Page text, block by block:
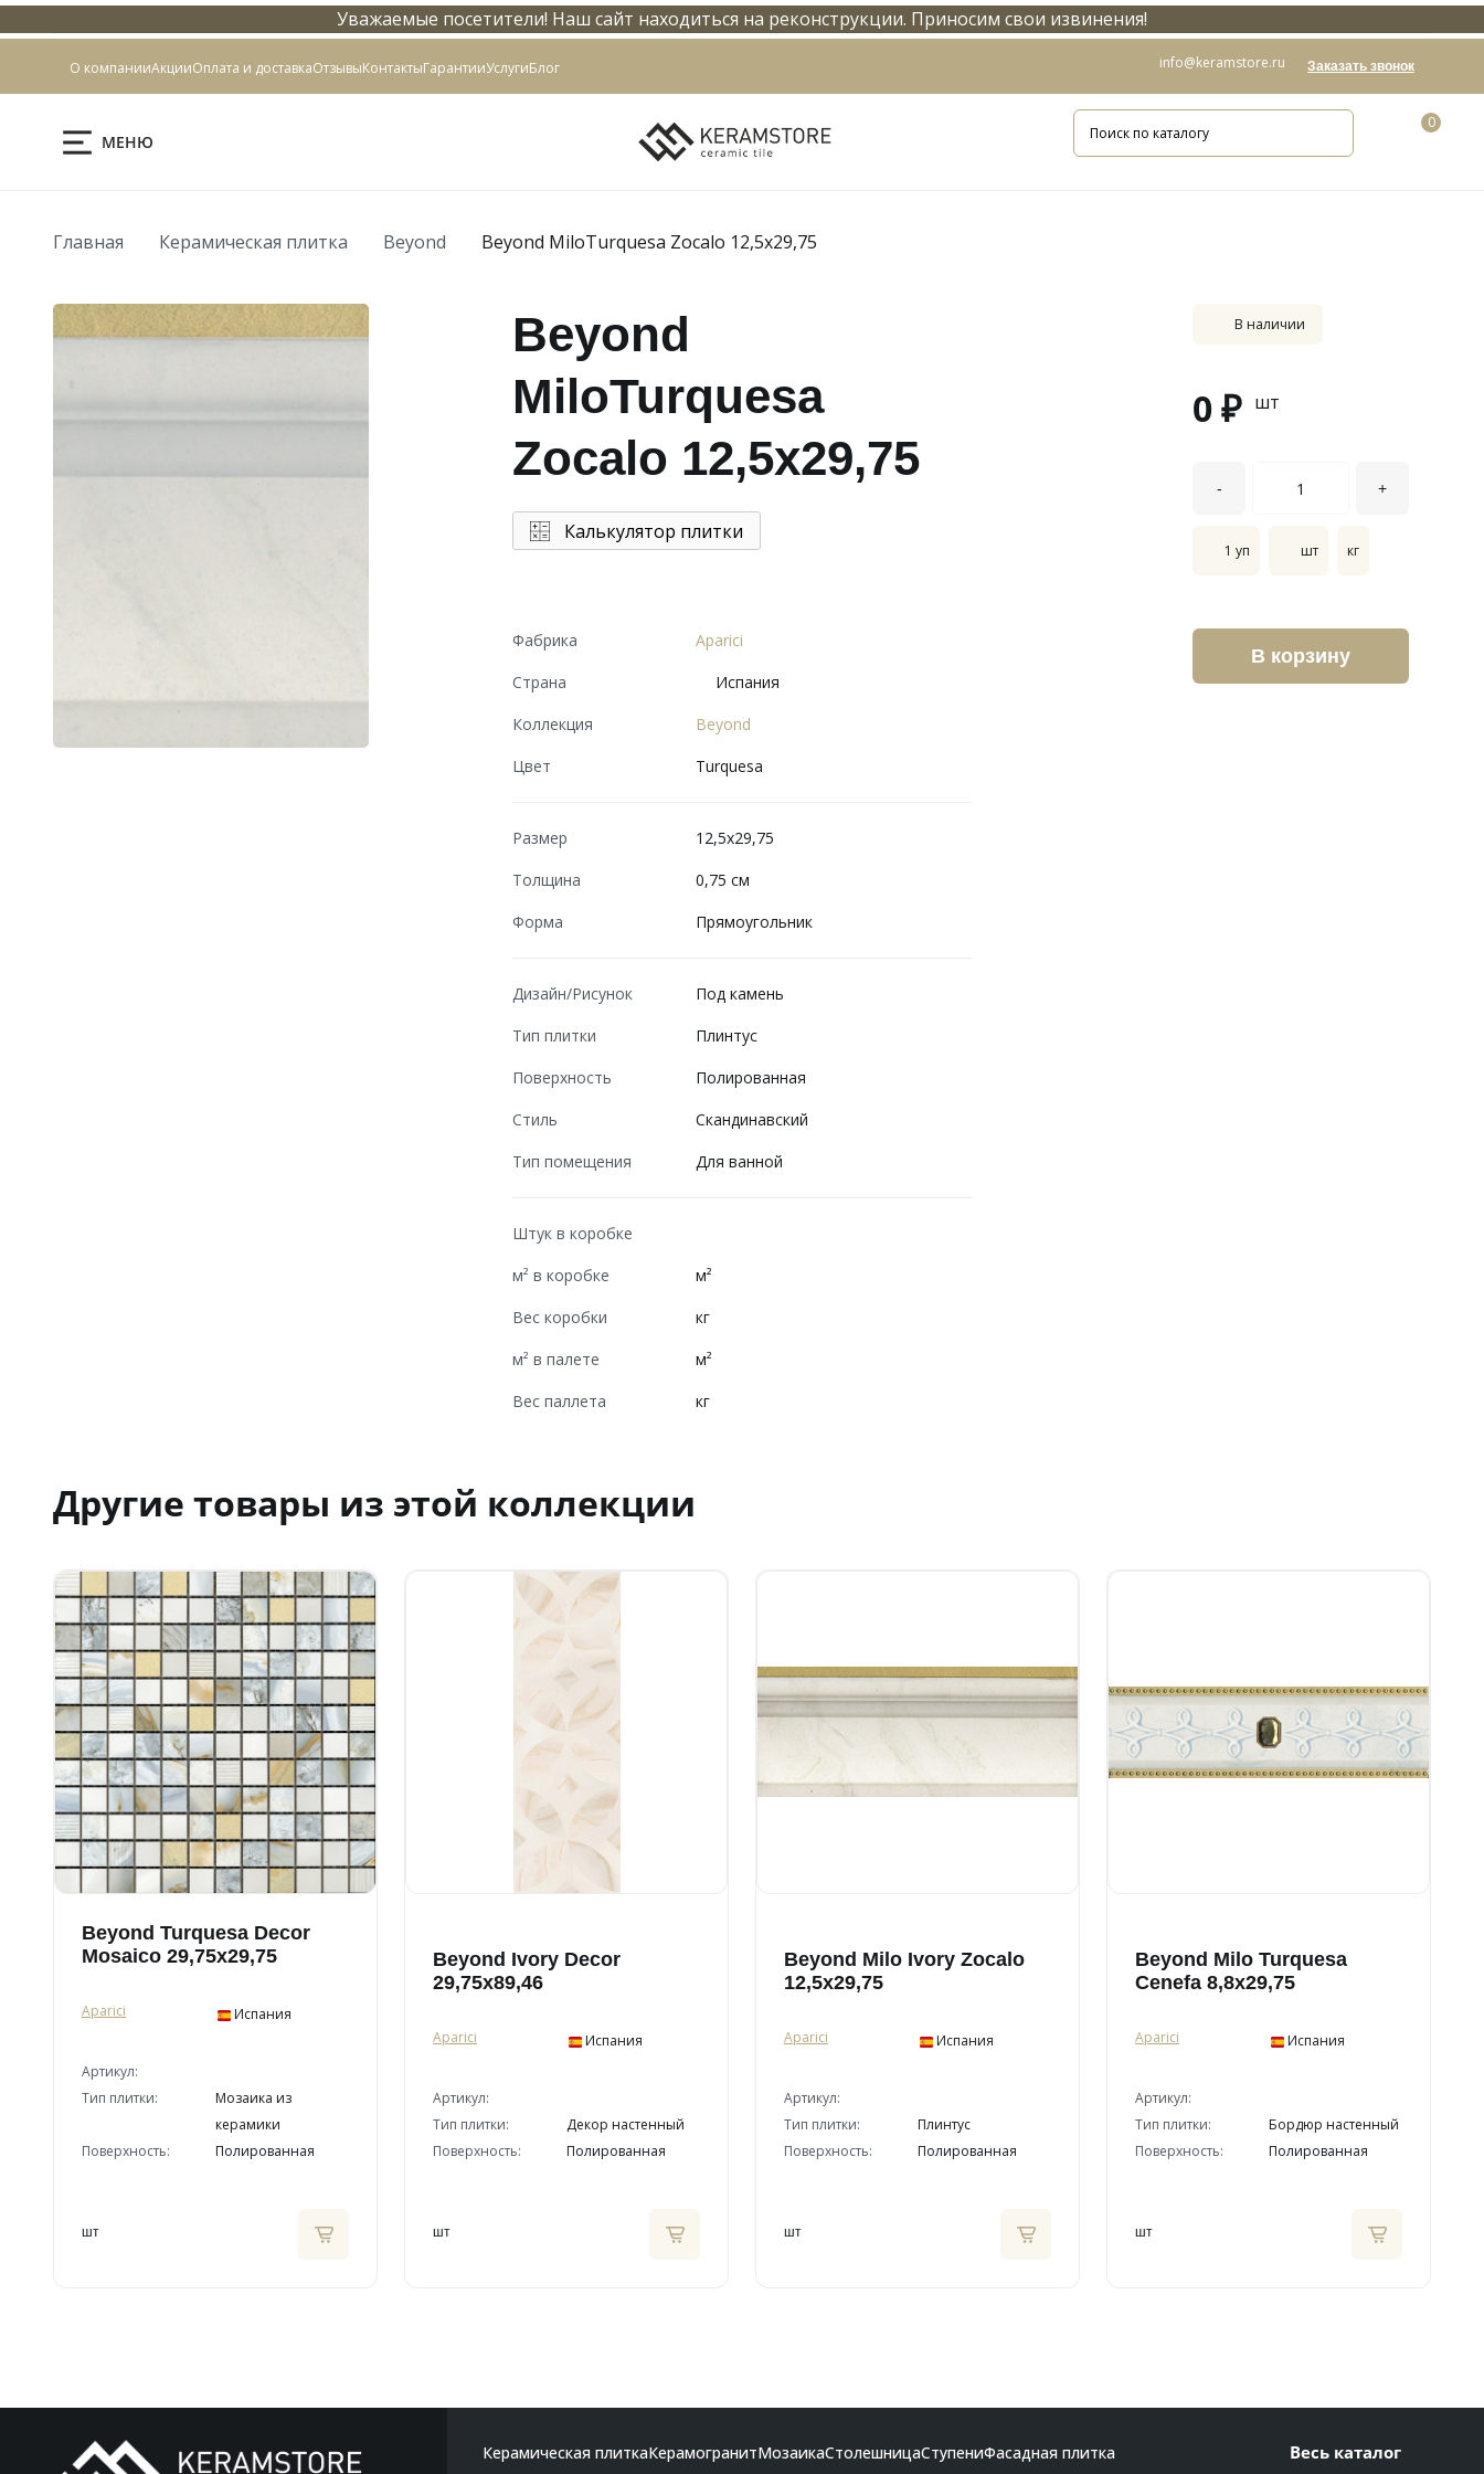
Контакты info@keramstore.ru
Уважаемые посетители! Наш сайт находиться на реконструкции. Приносим свои извинения!
О компанииАкцииОплата и доставкаОтзывыКонтактыГарантииУслугиБлог info@keramstore.ru Заказать звонок
МЕНЮ
0
Главная Керамическая плитка Beyond Beyond MiloTurquesa Zocalo 12,5x29,75
Beyond
MiloTurquesa
Zocalo 12,5x29,75
Калькулятор плитки
Фабрика
Aparici
Страна
Испания
Коллекция
Beyond
Цвет
Turquesa
Размер
12,5x29,75
Толщина
0,75 см
Форма
Прямоугольник
Дизайн/Рисунок
Под камень
Тип плитки
Плинтус
Поверхность
Полированная
Стиль
Скандинавский
Тип помещения
Для ванной
Штук в коробке
м² в коробке
м²
Вес коробки
кг
м² в палете
м²
Вес паллета
кг
В наличии
0 ₽ шт
- +
1 уп шт кг
В корзину
Другие товары из этой коллекции
Beyond Turquesa Decor
Mosaico 29,75x29,75
Aparici Испания
Артикул:
Тип плитки:
Мозаика из
керамики
Поверхность:
Полированная
шт
Beyond Ivory Decor
29,75x89,46
Aparici Испания
Артикул:
Тип плитки:
Декор настенный
Поверхность:
Полированная
шт
Beyond Milo Ivory Zocalo
12,5x29,75
Aparici Испания
Артикул:
Тип плитки:
Плинтус
Поверхность:
Полированная
шт
Beyond Milo Turquesa
Cenefa 8,8x29,75
Aparici Испания
Артикул:
Тип плитки:
Бордюр настенный
Поверхность:
Полированная
шт
Керамическая плиткаКерамогранитМозаикаСтолешницаСтупениФасадная плитка Весь каталог